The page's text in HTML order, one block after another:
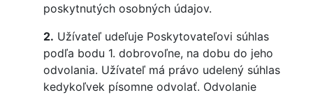
poskytnutých osobných údajov.
2. Užívateľ udeľuje Poskytovateľovi súhlas
podľa bodu 1. dobrovoľne, na dobu do jeho
odvolania. Užívateľ má právo udelený súhlas
kedykoľvek písomne odvolať. Odvolanie